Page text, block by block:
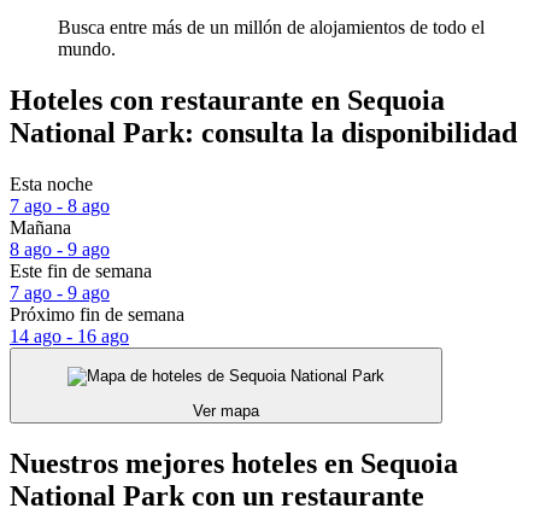
Busca entre más de un millón de alojamientos de todo el
mundo.
Hoteles con restaurante en Sequoia
National Park: consulta la disponibilidad
Esta noche
7 ago - 8 ago
Mañana
8 ago - 9 ago
Este fin de semana
7 ago - 9 ago
Próximo fin de semana
14 ago - 16 ago
Ver mapa
Nuestros mejores hoteles en Sequoia
National Park con un restaurante